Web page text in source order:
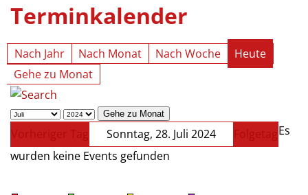
Terminkalender
Nach Jahr Nach Monat Nach Woche
Heute
Gehe zu Monat
Gehe zu Monat
Vorheriger Tag Sonntag, 28. Juli 2024 FolgetagEs
wurden keine Events gefunden